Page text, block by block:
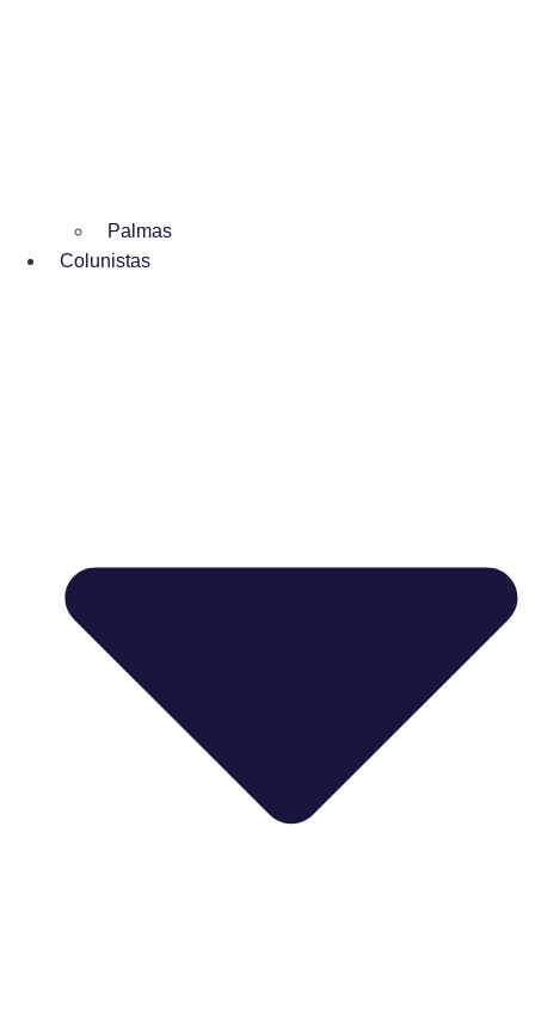
Palmas
Colunistas